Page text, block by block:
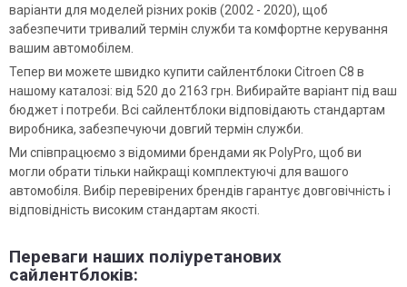
варіанти для моделей різних років (2002 - 2020), щоб
забезпечити тривалий термін служби та комфортне керування
вашим автомобілем.
Тепер ви можете швидко купити сайлентблоки Citroen C8 в
нашому каталозі: від 520 до 2163 грн. Вибирайте варіант під ваш
бюджет і потреби. Всі сайлентблоки відповідають стандартам
виробника, забезпечуючи довгий термін служби.
Ми співпрацюємо з відомими брендами як PolyPro, щоб ви
могли обрати тільки найкращі комплектуючі для вашого
автомобіля. Вибір перевірених брендів гарантує довговічність і
відповідність високим стандартам якості.
Переваги наших поліуретанових
сайлентблоків: